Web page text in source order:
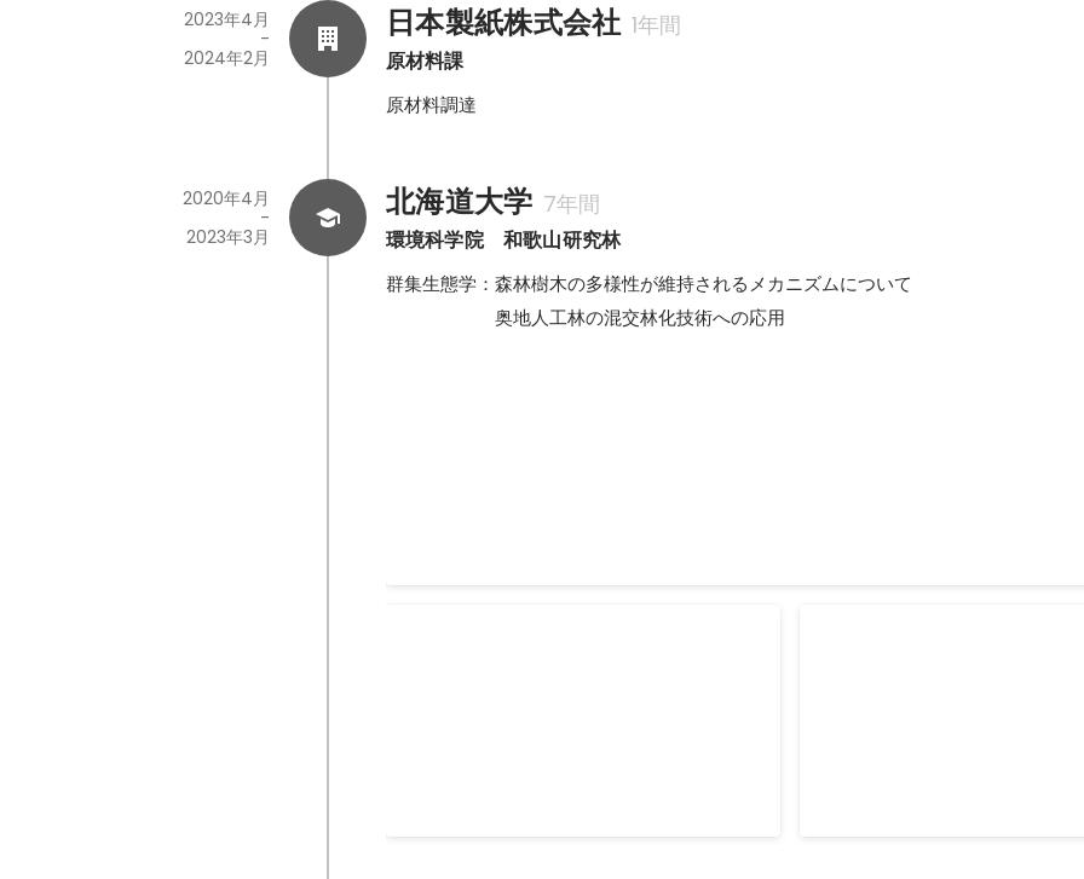
日本製紙株式会社 1年間
原材料課
2023年4月
-
2024年2月
原材料調達
北海道大学 7年間
環境科学院　和歌山研究林
2020年4月
-
2023年3月
群集生態学：森林樹木の多様性が維持されるメカニズムについて
奥地人工林の混交林化技術への応用